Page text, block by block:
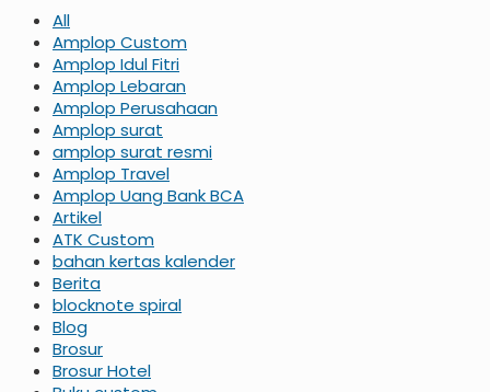
All
Amplop Custom
Amplop Idul Fitri
Amplop Lebaran
Amplop Perusahaan
Amplop surat
amplop surat resmi
Amplop Travel
Amplop Uang Bank BCA
Artikel
ATK Custom
bahan kertas kalender
Berita
blocknote spiral
Blog
Brosur
Brosur Hotel